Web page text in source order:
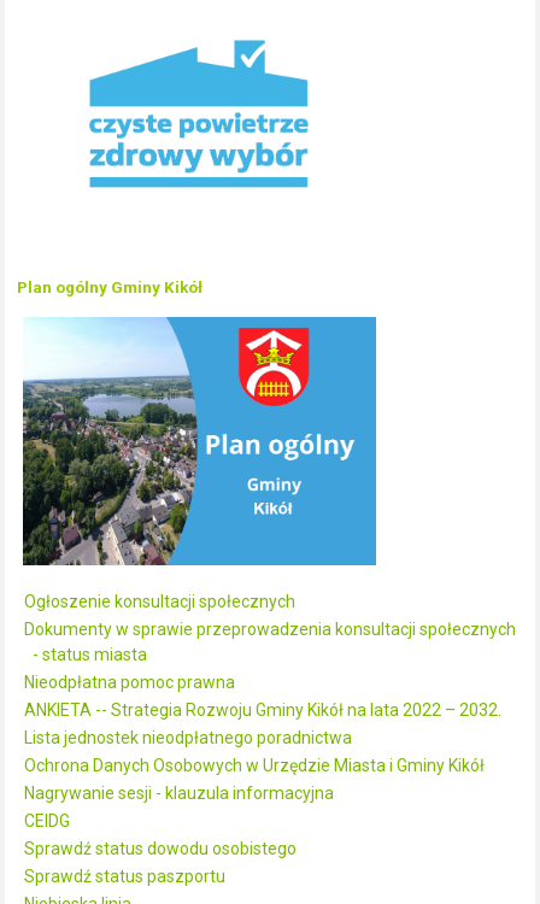
Plan ogólny Gminy Kikół
Ogłoszenie konsultacji społecznych
Dokumenty w sprawie przeprowadzenia konsultacji społecznych
- status miasta
Nieodpłatna pomoc prawna
ANKIETA -- Strategia Rozwoju Gminy Kikół na lata 2022 – 2032.
Lista jednostek nieodpłatnego poradnictwa
Ochrona Danych Osobowych w Urzędzie Miasta i Gminy Kikół
Nagrywanie sesji - klauzula informacyjna
CEIDG
Sprawdź status dowodu osobistego
Sprawdź status paszportu